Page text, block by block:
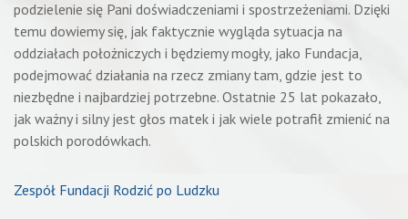
podzielenie się Pani doświadczeniami i spostrzeżeniami. Dzięki
temu dowiemy się, jak faktycznie wygląda sytuacja na
oddziałach położniczych i będziemy mogły, jako Fundacja,
podejmować działania na rzecz zmiany tam, gdzie jest to
niezbędne i najbardziej potrzebne. Ostatnie 25 lat pokazało,
jak ważny i silny jest głos matek i jak wiele potrafił zmienić na
polskich porodówkach.
Zespół Fundacji Rodzić po Ludzku